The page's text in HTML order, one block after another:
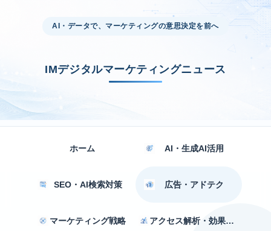
AI・データで、マーケティングの意思決定を前へ
IMデジタルマーケティングニュース
ホーム AI・生成AI活用
SEO・AI検索対策 広告・アドテク
マーケティング戦略 アクセス解析・効果測定